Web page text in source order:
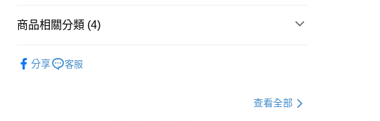
１．簡單：不需註冊會員、不需綁卡、不需儲值。
【全家】取貨付款
商品相關分類 (4)
分享 客服
查看全部